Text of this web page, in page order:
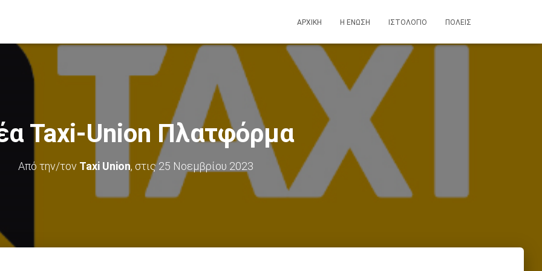
ΑΡΧΙΚΗ Η ΕΝΩΣΗ ΙΣΤΟΛΟΓΙΟ ΠΟΛΕΙΣ
Taxi-Union Πλατφόρμα
Από την/τον Taxi Union, στις25 Νοεμβρίου 2023